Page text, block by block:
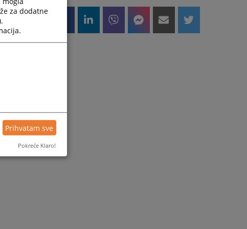
za dodatne
Prihvatam sve
Pokreće Klaro!